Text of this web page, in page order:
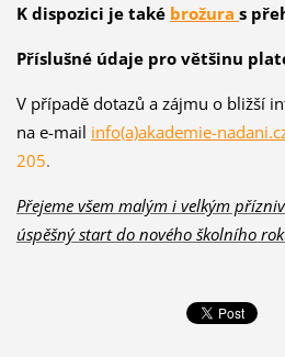
K dispozici je také brožura s
Příslušné údaje pro většinu
V případě dotazů a zájmu o bližší
na e-mail info(a)akademie-
205.
Přejeme všem malým i velkým
úspěšný start do nového školního